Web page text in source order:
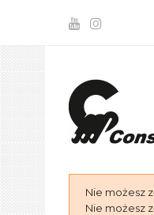
Nie możesz
Nie możesz